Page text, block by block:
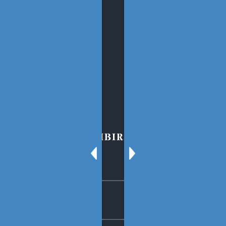
PARA SUSCRIBIRSE AL BLOG